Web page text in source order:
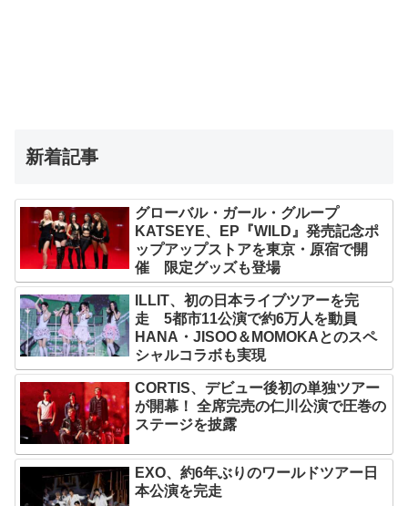
新着記事
グローバル・ガール・グループ
KATSEYE、EP『WILD』発売記念ポ
ップアップストアを東京・原宿で開
催 限定グッズも登場
ILLIT、初の日本ライブツアーを完
走 5都市11公演で約6万人を動員
HANA・JISOO＆MOMOKAとのスペ
シャルコラボも実現
CORTIS、デビュー後初の単独ツアー
が開幕！ 全席完売の仁川公演で圧巻の
ステージを披露
EXO、約6年ぶりのワールドツアー日
本公演を完走